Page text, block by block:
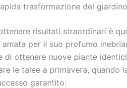
trasformazione del giardino
risultati straordinari è
per il suo profumo
di ottenere nuove piante
le talee a primavera, quando
garantito: